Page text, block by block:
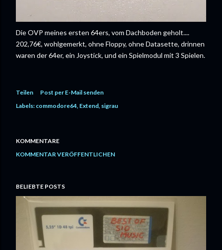
Die OVP meines ersten 64ers, vom Dachboden geholt....
202,76€, wohlgemerkt, ohne Floppy, ohne Datasette, drinnen
waren der 64er, ein Joystick, und ein Spielmodul mit 3 Spielen.
Teilen
Post per E-Mail senden
Labels: commodore64 Extend sigrau
KOMMENTARE
KOMMENTAR VERÖFFENTLICHEN
BELIEBTE POSTS